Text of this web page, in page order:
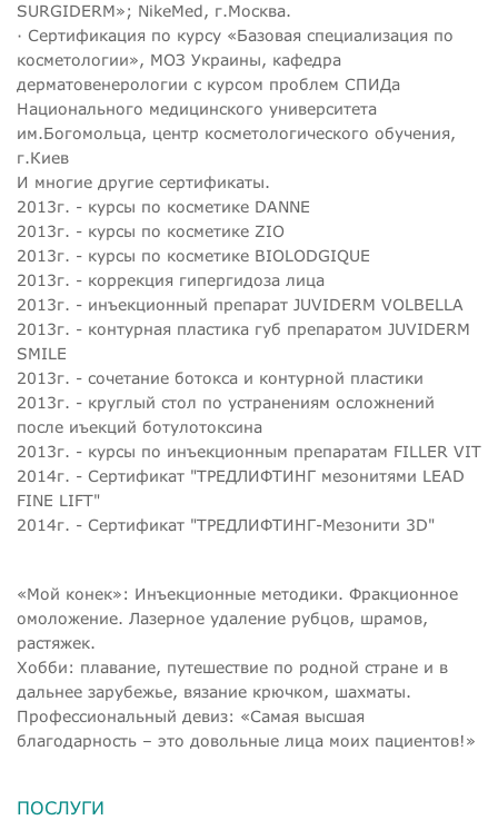
SURGIDERM»; NikeMed, г.Москва.
· Сертификация по курсу «Базовая специализация по
косметологии», МОЗ Украины, кафедра
дерматовенерологии с курсом проблем СПИДа
Национального медицинского университета
им.Богомольца, центр косметологического обучения,
г.Киев
И многие другие сертификаты.
2013г. - курсы по косметике DANNE
2013г. - курсы по косметике ZIO
2013г. - курсы по косметике BIOLODGIQUE
2013г. - коррекция гипергидоза лица
2013г. - инъекционный препарат JUVIDERM VOLBELLA
2013г. - контурная пластика губ препаратом JUVIDERM
SMILE
2013г. - сочетание ботокса и контурной пластики
2013г. - круглый стол по устранениям осложнений
после иъекций ботулотоксина
2013г. - курсы по инъекционным препаратам FILLER VIT
2014г. - Сертификат "ТРЕДЛИФТИНГ мезонитями LEAD
FINE LIFT"
2014г. - Сертификат "ТРЕДЛИФТИНГ-Мезонити 3D"
«Мой конек»: Инъекционные методики. Фракционное
омоложение. Лазерное удаление рубцов, шрамов,
растяжек.
Хобби: плавание, путешествие по родной стране и в
дальнее зарубежье, вязание крючком, шахматы.
Профессиональный девиз: «Самая высшая
благодарность – это довольные лица моих пациентов!»
ПОСЛУГИ